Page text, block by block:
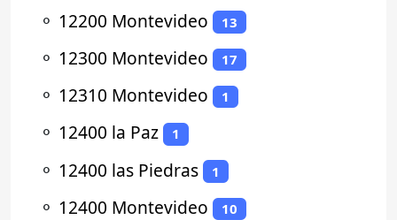
⚬ 12200 Montevideo 13
⚬ 12300 Montevideo 17
⚬ 12310 Montevideo 1
⚬ 12400 la Paz 1
⚬ 12400 las Piedras 1
⚬ 12400 Montevideo 10